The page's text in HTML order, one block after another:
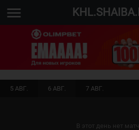
menu
5 АВГ. 6 АВГ. 7 АВГ.
В этот день нет